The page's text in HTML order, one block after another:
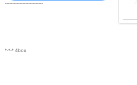
--------------------------
*-*-* 4box